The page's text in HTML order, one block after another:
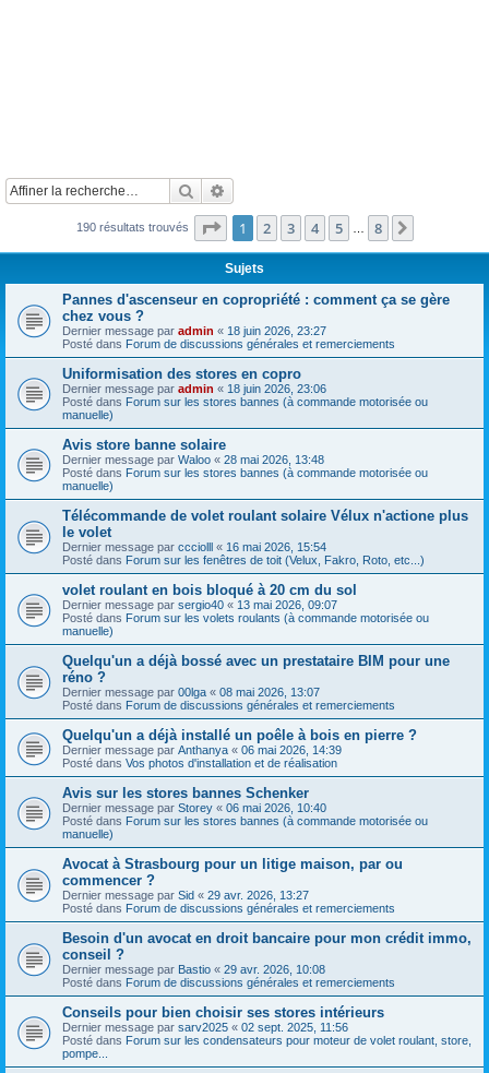
Rechercher
190 résultats trouvés Page 1sur8
1 2 3 4 5 8
Sujets
Pannes d'ascenseur en copropriété : comment ça se gère
chez vous ?
Dernier message par admin « 18 juin 2026, 23:27
Posté dans Forum de discussions générales et remerciements
Uniformisation des stores en copro
Dernier message par admin « 18 juin 2026, 23:06
Posté dans Forum sur les stores bannes (à commande motorisée ou
manuelle)
Avis store banne solaire
Dernier message par Waloo « 28 mai 2026, 13:48
Posté dans Forum sur les stores bannes (à commande motorisée ou
manuelle)
Télécommande de volet roulant solaire Vélux n'actione plus
le volet
Dernier message par ccciolll « 16 mai 2026, 15:54
Posté dans Forum sur les fenêtres de toit (Velux, Fakro, Roto, etc...)
volet roulant en bois bloqué à 20 cm du sol
Dernier message par sergio40 « 13 mai 2026, 09:07
Posté dans Forum sur les volets roulants (à commande motorisée ou
manuelle)
Quelqu'un a déjà bossé avec un prestataire BIM pour une
réno ?
Dernier message par 00lga « 08 mai 2026, 13:07
Posté dans Forum de discussions générales et remerciements
Quelqu'un a déjà installé un poêle à bois en pierre ?
Dernier message par Anthanya « 06 mai 2026, 14:39
Posté dans Vos photos d'installation et de réalisation
Avis sur les stores bannes Schenker
Dernier message par Storey « 06 mai 2026, 10:40
Posté dans Forum sur les stores bannes (à commande motorisée ou
manuelle)
Avocat à Strasbourg pour un litige maison, par ou
commencer ?
Dernier message par Sid « 29 avr. 2026, 13:27
Posté dans Forum de discussions générales et remerciements
Besoin d'un avocat en droit bancaire pour mon crédit immo,
conseil ?
Dernier message par Bastio « 29 avr. 2026, 10:08
Posté dans Forum de discussions générales et remerciements
Conseils pour bien choisir ses stores intérieurs
Dernier message par sarv2025 « 02 sept. 2025, 11:56
Posté dans Forum sur les condensateurs pour moteur de volet roulant, store,
pompe...